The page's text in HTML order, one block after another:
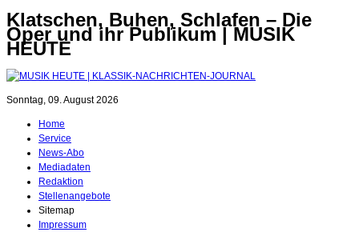
Klatschen, Buhen, Schlafen – Die
Oper und ihr Publikum | MUSIK
HEUTE
Sonntag, 09. August 2026
Home
Service
News-Abo
Mediadaten
Redaktion
Stellenangebote
Sitemap
Impressum